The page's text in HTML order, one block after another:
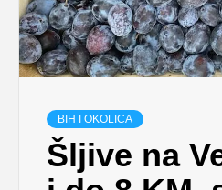
BIH I OKOLICA
Šljive na